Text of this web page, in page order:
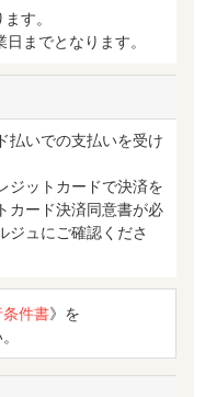
す。
までとなります。
払いでの支払いを受け
ジットカードで決済を
カード決済同意書が必
ジュにご確認くださ
条件書》を